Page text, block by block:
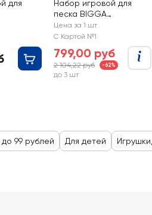
для
Набор игровой для
песка BIGGA
Экскаватор 38см,
лопатка, грабли
Цена за 1 шт
С Картой №1
799,00 руб
2 104,22 руб -62%
до 3 шт
99 рублей Для детей